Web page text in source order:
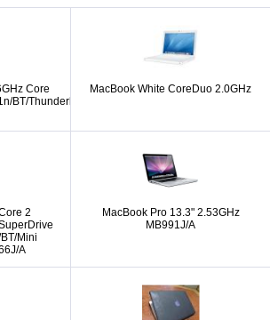
Core
BT/Thunderbolt
MacBook White CoreDuo 2.0GHz
2
Mini
A
MacBook Pro 13.3" 2.53GHz
MB991J/A